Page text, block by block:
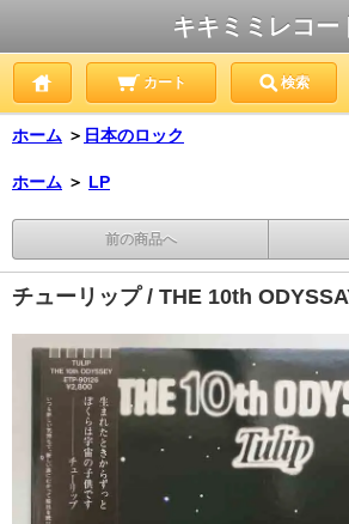
キキミミレコー
カート 検索
ホーム ＞ 日本のロック
ホーム ＞ LP
前の商品へ
チューリップ / THE 10th